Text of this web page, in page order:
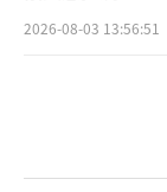
2026-08-03 13:56:51